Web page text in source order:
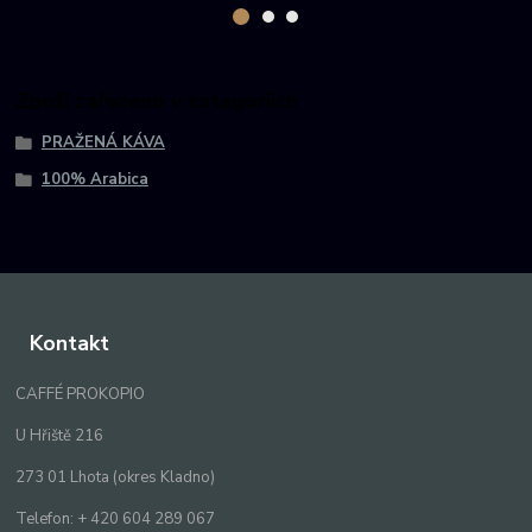
PRAŽENÁ KÁVA
100% Arabica
Kontakt
CAFFÉ PROKOPIO
U Hřiště 216
273 01 Lhota (okres Kladno)
Telefon: + 420 604 289 067